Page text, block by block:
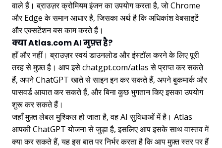
वाले हैं। ब्राउज़र क्रोमियम इंजन का उपयोग करता है, जो Chrome
और Edge के समान आधार है, जिसका अर्थ है कि अधिकांश वेबसाइटें
और एक्सटेंशन बस काम करते हैं।
क्या Atlas.com AI मुफ़्त है?
हाँ और नहीं। ब्राउज़र स्वयं डाउनलोड और इंस्टॉल करने के लिए पूरी
तरह से मुफ़्त है। आप इसे chatgpt.com/atlas से प्राप्त कर सकते
हैं, अपने ChatGPT खाते से साइन इन कर सकते हैं, अपने बुकमार्क और
पासवर्ड आयात कर सकते हैं, और बिना कुछ भुगतान किए इसका उपयोग
शुरू कर सकते हैं।
जहाँ मुफ़्त लेबल मुश्किल हो जाता है, वह AI सुविधाओं में है। Atlas
आपकी ChatGPT योजना से जुड़ा है, इसलिए आप इसके साथ वास्तव में
क्या कर सकते हैं, यह इस बात पर निर्भर करता है कि आप मुफ़्त स्तर पर हैं